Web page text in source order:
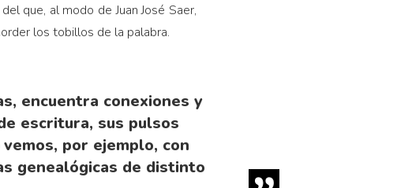
que, al modo de Juan José Saer,
los tobillos de la palabra.
encuentra conexiones y
escritura, sus pulsos
por ejemplo, con
genealógicas de distinto